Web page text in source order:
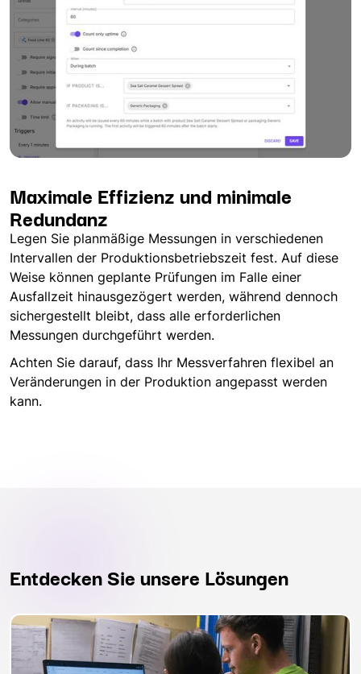
Maximale Effizienz und minimale
Redundanz
Legen Sie planmäßige Messungen in verschiedenen
Intervallen der Produktionsbetriebszeit fest. Auf diese
Weise können geplante Prüfungen im Falle einer
Ausfallzeit hinausgezögert werden, während dennoch
sichergestellt bleibt, dass alle erforderlichen
Messungen durchgeführt werden.
Achten Sie darauf, dass Ihr Messverfahren flexibel an
Veränderungen in der Produktion angepasst werden
kann.
Entdecken Sie unsere Lösungen